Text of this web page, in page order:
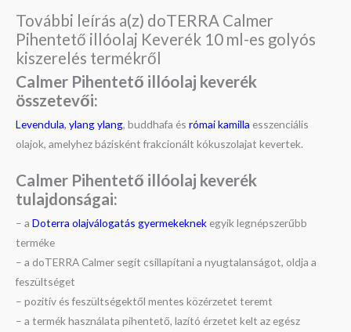
További leírás a(z) doTERRA Calmer
Pihentető illóolaj Keverék 10 ml-es golyós
kiszerelés termékről
Calmer Pihentető illóolaj keverék
összetevői:
Levendula, ylang ylang, buddhafa és római kamilla esszenciális
olajok, amelyhez bázisként frakcionált kókuszolajat kevertek.
Calmer Pihentető illóolaj keverék
tulajdonságai:
– a Doterra olajválogatás gyermekeknek egyik legnépszerűbb
terméke
– a doTERRA Calmer segít csillapítani a nyugtalanságot, oldja a
feszültséget
– pozitív és feszültségektől mentes közérzetet teremt
– a termék használata pihentető, lazító érzetet kelt az egész